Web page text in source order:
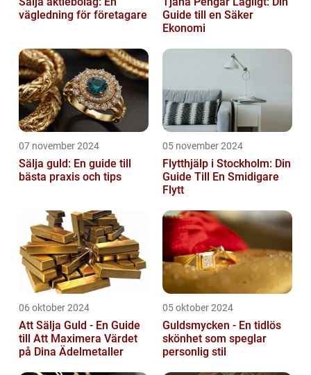
vägledning för företagare
Guide till en Säker
Ekonomi
07 november 2024
Sälja guld: En guide till
bästa praxis och tips
05 november 2024
Flytthjälp i Stockholm: Din
Guide Till En Smidigare
Flytt
06 oktober 2024
Att Sälja Guld - En Guide
till Att Maximera Värdet
på Dina Ädelmetaller
05 oktober 2024
Guldsmycken - En tidlös
skönhet som speglar
personlig stil